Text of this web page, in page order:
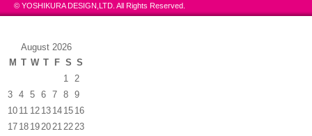
© YOSHIKURA DESIGN,LTD. All Rights Reserved.
August 2026
M T W T F S S
1
2
3
4 5 6 7 8
9
10 11 12 13 14 15 16
17 18 19 20 21 22 23